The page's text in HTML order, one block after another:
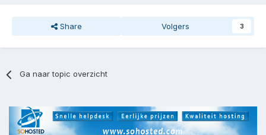
Share Volgers 3
Ga naar topic overzicht